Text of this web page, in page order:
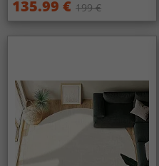
135.99 € 199 €